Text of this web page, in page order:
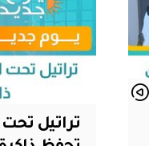
تراتيل